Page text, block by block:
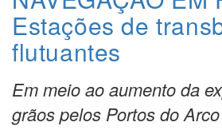
Estações de
flutuantes
Em meio ao aumento da
grãos pelos Portos do